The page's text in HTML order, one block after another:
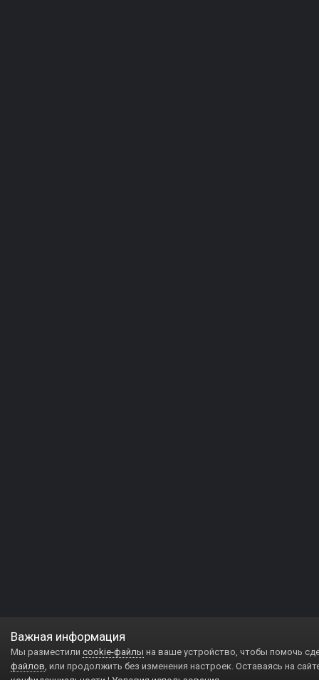
Важная информация
Мы разместили cookie-файлы на ваше устройство, чтобы помочь
файлов, или продолжить без изменения настроек. Оставаясь на